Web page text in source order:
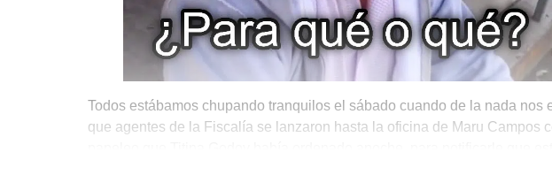
Todos estábamos chupando tranquilos el sábado cuando de la nada nos
que agentes de la Fiscalía se lanzaron hasta la oficina de Maru Campos